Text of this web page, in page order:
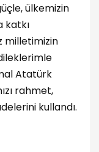
ülkemizin
katkı
milletimizin
Atatürk
rahmet,
kullandı.